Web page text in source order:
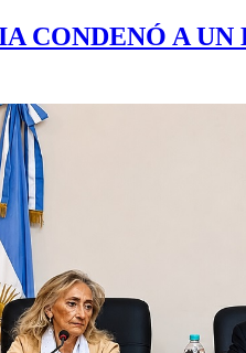
CONDENÓ A UN